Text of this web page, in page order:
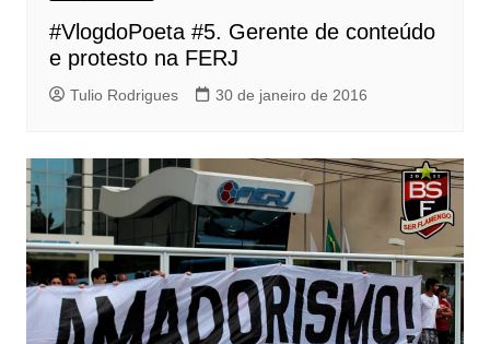
#VlogdoPoeta #5. Gerente de conteúdo
e protesto na FERJ
Tulio Rodrigues 30 de janeiro de 2016